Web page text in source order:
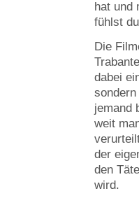
hat und
fühlst
Die
dabei
jemand
weit
der
den
wird.